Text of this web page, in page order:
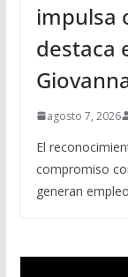
impulsa
destaca
agosto 7, 2026
El
compromiso
generan